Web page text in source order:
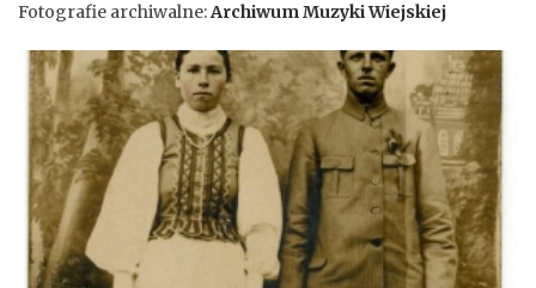
Fotografie archiwalne:Archiwum Muzyki Wiejskiej